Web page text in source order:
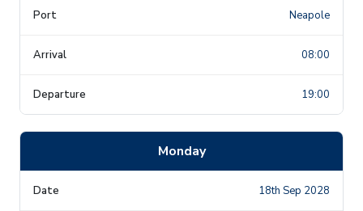
Neapole
08:00
19:00
Monday
18th Sep 2028